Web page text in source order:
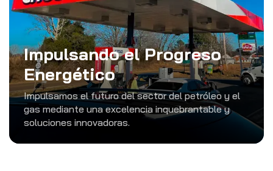
Impulsando el Progreso
Energético
Impulsamos el futuro del sector del petróleo y el
gas mediante una excelencia inquebrantable y
soluciones innovadoras.